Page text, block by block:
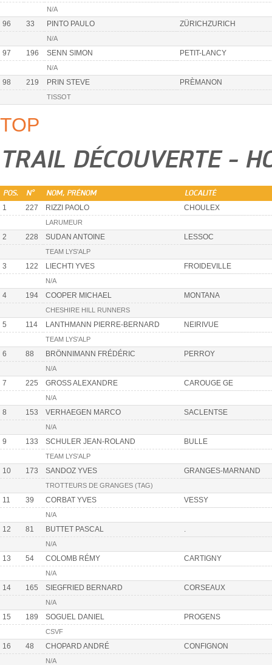
N/A
96 33 PINTO PAULO ZÜRICHZURICH
N/A
97 196 SENN SIMON PETIT-LANCY
N/A
98 219 PRIN STEVE PRÈMANON
TISSOT
TOP
TRAIL DÉCOUVERTE -
POS. N° NOM, PRÉNOM LOCALITÉ
1 227 RIZZI PAOLO CHOULEX
LARUMEUR
2 228 SUDAN ANTOINE LESSOC
TEAM LYS'ALP
3 122 LIECHTI YVES FROIDEVILLE
N/A
4 194 COOPER MICHAEL MONTANA
CHESHIRE HILL RUNNERS
5 114 LANTHMANN PIERRE-BERNARD NEIRIVUE
TEAM LYS'ALP
6 88 BRÖNNIMANN FRÉDÉRIC PERROY
N/A
7 225 GROSS ALEXANDRE CAROUGE GE
N/A
8 153 VERHAEGEN MARCO SACLENTSE
N/A
9 133 SCHULER JEAN-ROLAND BULLE
TEAM LYS'ALP
10 173 SANDOZ YVES GRANGES-MARNAND
TROTTEURS DE GRANGES (TAG)
11 39 CORBAT YVES VESSY
N/A
12 81 BUTTET PASCAL
N/A
13 54 COLOMB RÉMY CARTIGNY
N/A
14 165 SIEGFRIED BERNARD CORSEAUX
N/A
15 189 SOGUEL DANIEL PROGENS
CSVF
16 48 CHOPARD ANDRÉ CONFIGNON
N/A